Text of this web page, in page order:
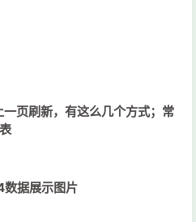
页刷新，有这么几个方式；常
据展示图片